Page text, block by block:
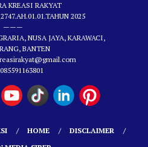
KREASI RAKYAT
2025
———
NUSA JAYA, KARAWACI,
BANTEN
HOME
DISCLAIMER